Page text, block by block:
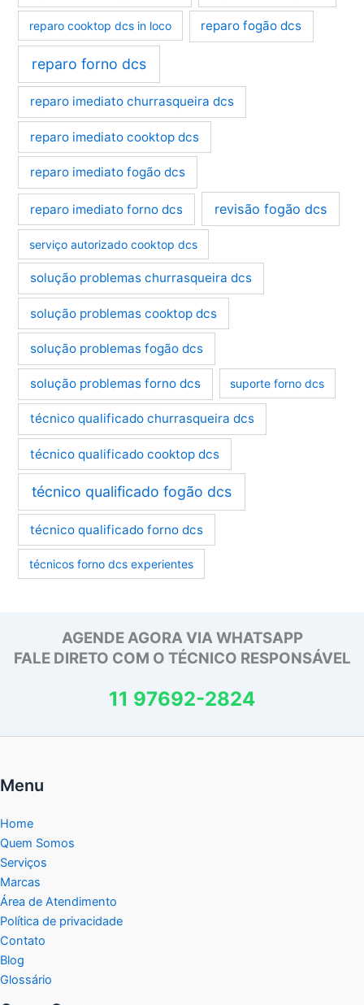
reparo cooktop dcs in loco reparo fogão dcs
reparo forno dcs
reparo imediato churrasqueira dcs
reparo imediato cooktop dcs
reparo imediato fogão dcs
reparo imediato forno dcs revisão fogão dcs
serviço autorizado cooktop dcs
solução problemas churrasqueira dcs
solução problemas cooktop dcs
solução problemas fogão dcs
solução problemas forno dcs suporte forno dcs
técnico qualificado churrasqueira dcs
técnico qualificado cooktop dcs
técnico qualificado fogão dcs
técnico qualificado forno dcs
técnicos forno dcs experientes
AGENDE AGORA VIA WHATSAPP
FALE DIRETO COM O TÉCNICO RESPONSÁVEL
11 97692-2824
Menu
Home
Quem Somos
Serviços
Marcas
Área de Atendimento
Política de privacidade
Contato
Blog
Glossário